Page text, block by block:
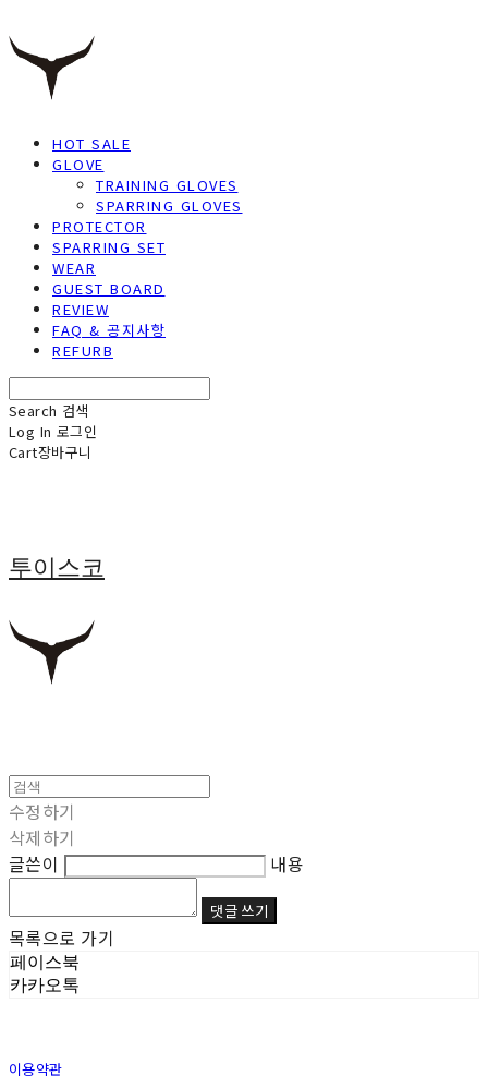
HOT SALE
GLOVE
TRAINING GLOVES
SPARRING GLOVES
PROTECTOR
SPARRING SET
WEAR
GUEST BOARD
REVIEW
FAQ & 공지사항
REFURB
Search 검색
Log In 로그인
Cart장바구니
투이스코
수정하기
삭제하기
글쓴이
내용
댓글 쓰기
목록으로 가기
페이스북
카카오톡
이용약관